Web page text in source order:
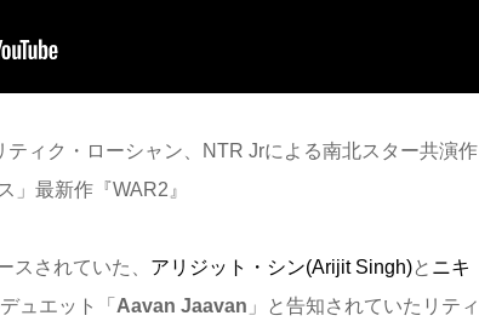
ィク・ローシャン、NTR Jrによる南北スター共演作
」最新作『WAR2』
スされていた、 アリジット・シン(Arijit Singh)と ニキ
ュエット「 Aavan Jaavan 」と告知されていたリティ